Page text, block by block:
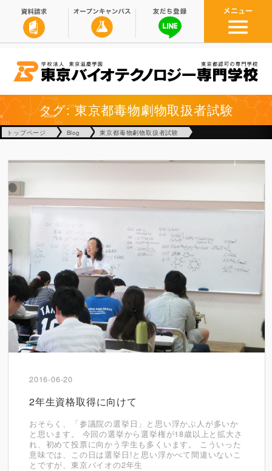
タグ: 東京都毒物劇物取扱者試験
トップページ Blog 東京都毒物劇物取扱者試験
2016-06-20
2年生資格取得に向けて
おそらく、「参議院の選挙日」と思い浮かぶ人が多いか
と思います。 今回の選挙から選挙権が18歳以上と拡大さ
れ、初めて投票に向かう学生も多くいます。 こういった
意味では、この日は選挙日!と思い浮かべて間違いないこ
とですが、東京バイオの2年生